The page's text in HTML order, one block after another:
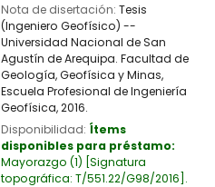
Nota de disertación: Tesis
(Ingeniero Geofísico) --
Universidad Nacional de San
Agustín de Arequipa. Facultad de
Geología, Geofísica y Minas,
Escuela Profesional de Ingeniería
Geofísica, 2016.
Disponibilidad: Ítems
disponibles para préstamo:
Mayorazgo (1) Signatura
topográfica: T/551.22/G98/2016 .